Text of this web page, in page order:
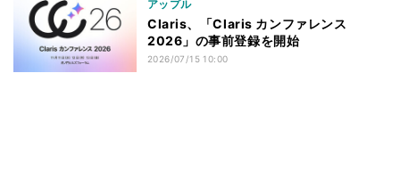
アップル
Claris、「Claris カンファレンス
2026」の事前登録を開始
2026/07/15 10:00